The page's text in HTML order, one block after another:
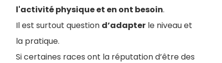
l'activité physique et en ont besoin.
Il est surtout question d’adapter le niveau et
la pratique.
Si certaines races ont la réputation d’être des